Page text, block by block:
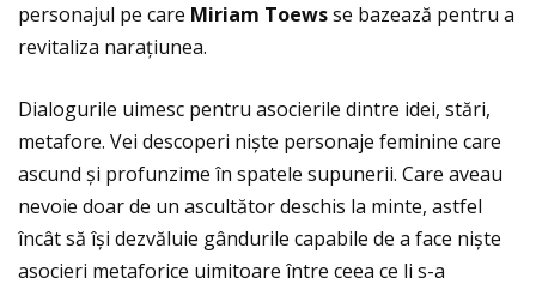
personajul pe care Miriam Toewsse bazează pentru a
revitaliza naraţiunea.
Dialogurile uimesc pentru asocierile dintre idei, stări,
metafore. Vei descoperi niște personaje feminine care
ascund și profunzime în spatele supunerii. Care aveau
nevoie doar de un ascultător deschis la minte, astfel
încât să își dezvăluie gândurile capabile de a face niște
asocieri metaforice uimitoare între ceea ce li s-a